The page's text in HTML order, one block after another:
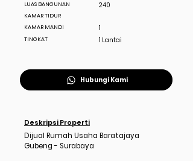
LUAS BANGUNAN
KAMAR TIDUR
KAMAR MANDI
TINGKAT
240
1
1 Lantai
Hubungi Kami
Deskripsi Properti
Dijual Rumah Usaha Baratajaya
Gubeng - Surabaya